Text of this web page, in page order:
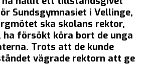
Sundsgymnasiet i Vellinge,
ska skolans rektor,
ha försökt köra bort de unga
Trots att de kunde
vägrade rektorn att ge